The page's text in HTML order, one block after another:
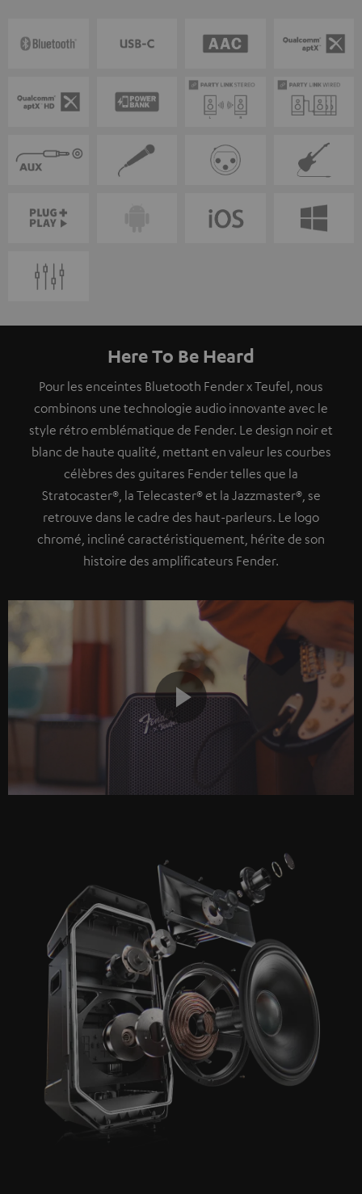
Here To Be Heard
Pour les enceintes Bluetooth Fender x Teufel, nous
combinons une technologie audio innovante avec le
style rétro emblématique de Fender. Le design noir et
blanc de haute qualité, mettant en valeur les courbes
célèbres des guitares Fender telles que la
Stratocaster®, la Telecaster® et la Jazzmaster®, se
retrouve dans le cadre des haut-parleurs. Le logo
chromé, incliné caractéristiquement, hérite de son
histoire des amplificateurs Fender.
Play